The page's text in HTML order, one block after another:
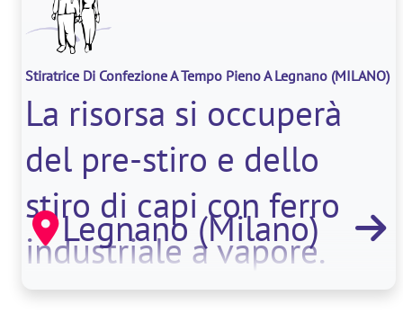
Stiratrice Di Confezione A Tempo Pieno A Legnano (MILANO)
La risorsa si occuperà
del pre-stiro e dello
stiro di capi con ferro
industriale a vapore.
Legnano (Milano)